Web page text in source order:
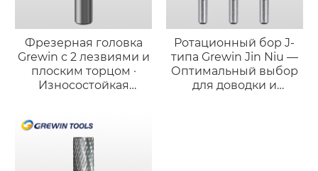
Фрезерная головка
Grewin с 2 лезвиями и
плоским торцом ·
Износостойкая
Ротационный бор J-
типа Grewin Jin Niu —
Оптимальный выбор
для доводки и